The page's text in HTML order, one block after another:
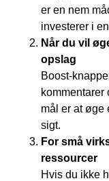
er en nem
investerer i
Når du vil
opslag
Boost-
kommentarer
mål er at øge
sigt.
For små
ressourcer
Hvis du ikke